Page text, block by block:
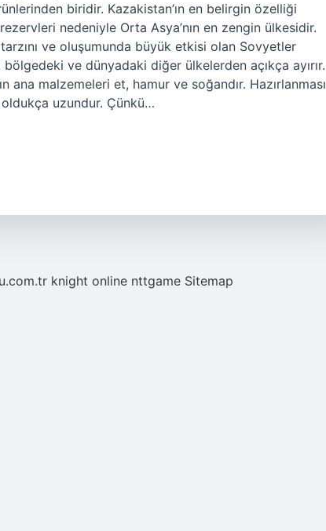
biridir. Kazakistan’ın en belirgin özelliği
nedeniyle Orta Asya’nın en zengin ülkesidir.
ve oluşumunda büyük etkisi olan Sovyetler
bölgedeki ve dünyadaki diğer ülkelerden açıkça ayırır.
ana malzemeleri et, hamur ve soğandır. Hazırlanması
uzundur. Çünkü…
knight online nttgame Sitemap